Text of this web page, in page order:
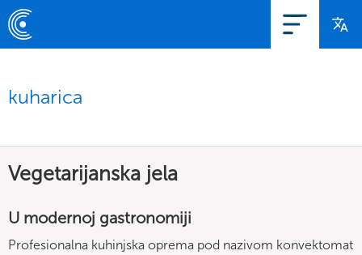
kuharica
Vegetarijanska jela
U modernoj gastronomiji
Profesionalna kuhinjska oprema pod nazivom konvektomat